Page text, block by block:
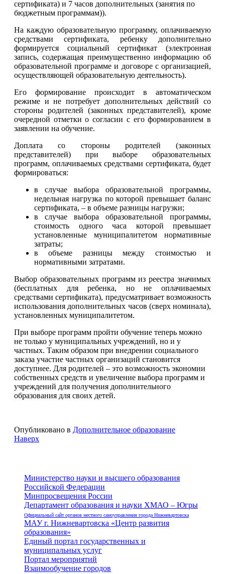
сертификата) и 7 часов дополнительных (занятия по
бюджетным программам)).
На каждую образовательную программу, оплачиваемую
средствами сертификата, ребенку дополнительно
формируется социальный сертификат (электронная
запись, содержащая преимущественно информацию об
образовательной программе и договоре с организацией,
осуществляющей образовательную деятельность).
Его формирование происходит в автоматическом
режиме и не потребует дополнительных действий со
стороны родителей (законных представителей), кроме
очередной отметки о согласии с его формированием в
заявлении на обучение.
Доплата со стороны родителей (законных
представителей) при выборе образовательных
программ, оплачиваемых средствами сертификата, будет
формироваться:
в случае выбора образовательной программы,
недельная нагрузка по которой превышает баланс
сертификата, – в объеме разницы нагрузки;
в случае выбора образовательной программы,
стоимость одного часа которой превышает
установленные муниципалитетом нормативные
затраты;
в объеме разницы между стоимостью и
нормативными затратами.
Выбор образовательных программ из реестра значимых
(бесплатных для ребенка, но не оплачиваемых
средствами сертификата), предусматривает возможность
использования дополнительных часов (сверх номинала),
установленных муниципалитетом.
При выборе программ пройти обучение теперь можно
не только у муниципальных учреждений, но и у
частных. Таким образом при внедрении социального
заказа участие частных организаций становится
доступнее. Для родителей – это возможность экономии
собственных средств и увеличение выбора программ и
учреждений для получения дополнительного
образования для своих детей.
Опубликовано в Дополнительное образование
Наверх
Министерство науки и высшего образования
Российской Федерации
Минпросвещения России
Департамент образования и науки ХМАО – Югры
Официальный сайт органов местного самоуправления города Нижневартовска
МАУ г. Нижневартовска «Центр развития
образования»
Единый портал государственных и
муниципальных услуг
Портал мероприятий
Взаимообучение городов